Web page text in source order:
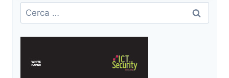
PARADOSSO
QUANDO
COMPLIANCE
NORMATIVA
Ricerca
per: